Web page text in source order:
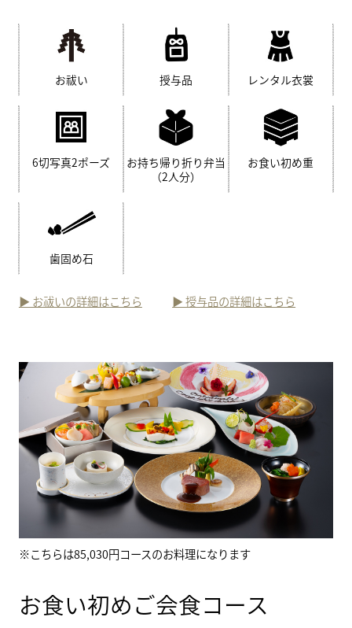
お祓い 授与品 レンタル衣裳
6切写真2ポーズ
お持ち帰り折り弁当
（2人分）
お食い初め重
歯固め石
▶︎ お祓いの詳細はこちら ▶︎ 授与品の詳細はこちら
※こちらは85,030円コースのお料理になります
お食い初めご会食コース